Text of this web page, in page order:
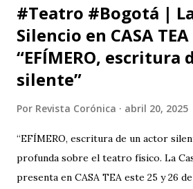
#Teatro #Bogotá |
Silencio en CASA
“EFÍMERO, escritura
silente”
Por Revista Corónica abril 20, 2025
“EFÍMERO, escritura de un actor
profunda sobre el teatro físico. La
presenta en CASA TEA este 25 y 26